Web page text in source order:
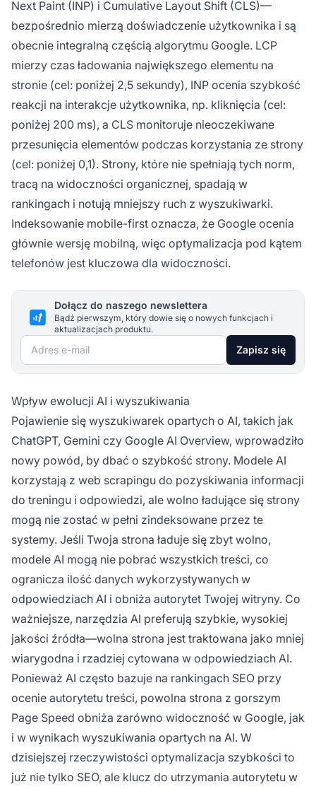
Next Paint (INP) i Cumulative Layout Shift (CLS)—
bezpośrednio mierzą doświadczenie użytkownika i są
obecnie integralną częścią algorytmu Google. LCP
mierzy czas ładowania największego elementu na
stronie (cel: poniżej 2,5 sekundy), INP ocenia szybkość
reakcji na interakcje użytkownika, np. kliknięcia (cel:
poniżej 200 ms), a CLS monitoruje nieoczekiwane
przesunięcia elementów podczas korzystania ze strony
(cel: poniżej 0,1). Strony, które nie spełniają tych norm,
tracą na widoczności organicznej, spadają w
rankingach i notują mniejszy ruch z wyszukiwarki.
Indeksowanie mobile-first oznacza, że Google ocenia
głównie wersję mobilną, więc optymalizacja pod kątem
telefonów jest kluczowa dla widoczności.
Dołącz do naszego newslettera
Bądź pierwszym, który dowie się o nowych funkcjach i
aktualizacjach produktu.
Adres e-mail Zapisz się
Wpływ ewolucji AI i wyszukiwania
Pojawienie się wyszukiwarek opartych o AI, takich jak
ChatGPT, Gemini czy Google AI Overview, wprowadziło
nowy powód, by dbać o szybkość strony. Modele AI
korzystają z web scrapingu do pozyskiwania informacji
do treningu i odpowiedzi, ale wolno ładujące się strony
mogą nie zostać w pełni zindeksowane przez te
systemy. Jeśli Twoja strona ładuje się zbyt wolno,
modele AI mogą nie pobrać wszystkich treści, co
ogranicza ilość danych wykorzystywanych w
odpowiedziach AI i obniża autorytet Twojej witryny. Co
ważniejsze, narzędzia AI preferują szybkie, wysokiej
jakości źródła—wolna strona jest traktowana jako mniej
wiarygodna i rzadziej cytowana w odpowiedziach AI.
Ponieważ AI często bazuje na rankingach SEO przy
ocenie autorytetu treści, powolna strona z gorszym
Page Speed obniża zarówno widoczność w Google, jak
i w wynikach wyszukiwania opartych na AI. W
dzisiejszej rzeczywistości optymalizacja szybkości to
już nie tylko SEO, ale klucz do utrzymania autorytetu w